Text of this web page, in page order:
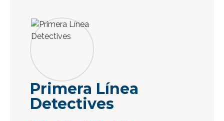
Primera Línea
Detectives